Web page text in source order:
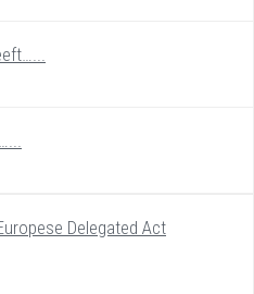
Delegated Act